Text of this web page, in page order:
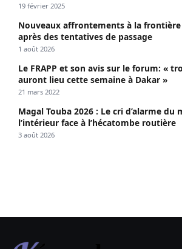
19 février 2025
Nouveaux affrontements à la
après des tentatives de passage
1 août 2026
Le FRAPP et son avis sur le forum: «
auront lieu cette semaine à Dakar »
21 mars 2022
Magal Touba 2026 : Le cri d’alarme du
l’intérieur face à l’hécatombe routière
3 août 2026